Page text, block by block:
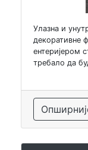
Улазна и
декоративне
ентеријером
требало да